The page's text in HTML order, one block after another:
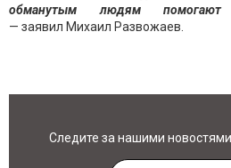
обманутым людям помогают
— заявил Михаил Развожаев.
Следите за нашими